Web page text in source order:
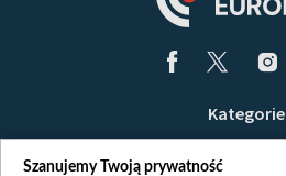
Kategorie
Szanujemy Twoją prywatność